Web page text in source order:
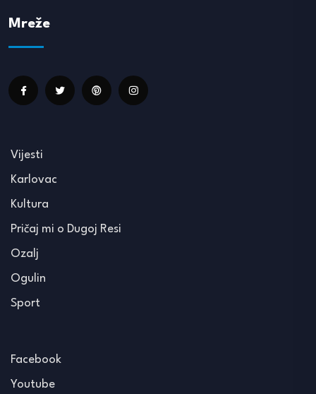
Mreže
Vijesti
Karlovac
Kultura
Pričaj mi o Dugoj Resi
Ozalj
Ogulin
Sport
Facebook
Youtube